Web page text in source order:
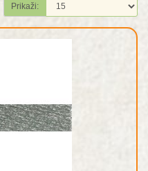
Prikaži: